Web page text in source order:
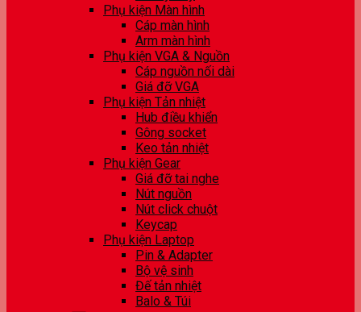
Phụ kiện Màn hình
Cáp màn hình
Arm màn hình
Phụ kiện VGA & Nguồn
Cáp nguồn nối dài
Giá đỡ VGA
Phụ kiện Tản nhiệt
Hub điều khiển
Gông socket
Keo tản nhiệt
Phụ kiện Gear
Giá đỡ tai nghe
Nút nguồn
Nút click chuột
Keycap
Phụ kiện Laptop
Pin & Adapter
Bộ vệ sinh
Đế tản nhiệt
Balo & Túi